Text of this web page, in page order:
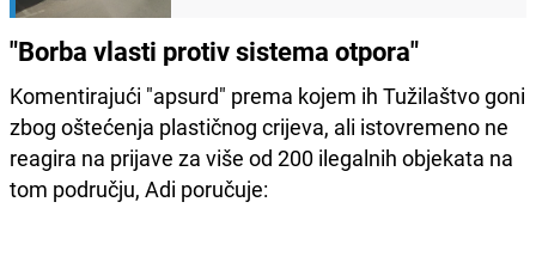
"Borba vlasti protiv sistema otpora"
Komentirajući "apsurd" prema kojem ih Tužilaštvo goni
zbog oštećenja plastičnog crijeva, ali istovremeno ne
reagira na prijave za više od 200 ilegalnih objekata na
tom području, Adi poručuje: